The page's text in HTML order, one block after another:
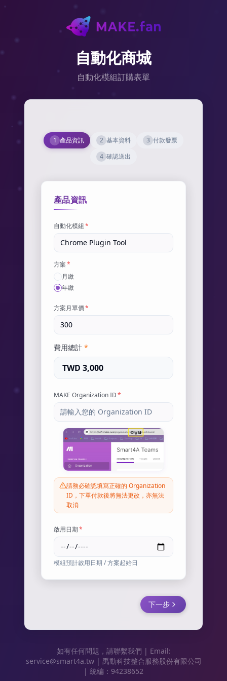
自動化商城
自動化模組訂購表單
1 產品資訊 2 基本資料 3 付款發票
4 確認送出
產品資訊
自動化模組*
方案*
月繳
年繳
方案月單價*
費用總計 *
TWD 3,000
MAKE Organization ID*
請務必確認填寫正確的 Organization
ID，下單付款後將無法更改，亦無法
取消
啟用日期*
模組預計啟用日期 / 方案起始日
下一步
如有任何問題，請聯繫我們 | Email:
service@smart4a.tw | 禹動科技整合服務股份有限公司
| 統編：94238652